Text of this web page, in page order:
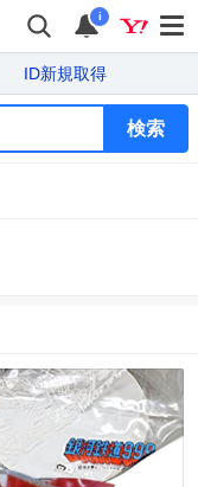
i
ID新規取得
検索